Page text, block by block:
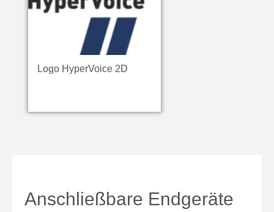
Logo HyperVoice 2D
Anschließbare Endgeräte